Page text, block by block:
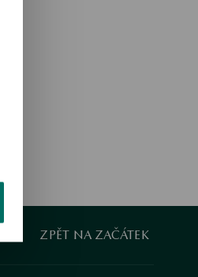
ZPĚT NA ZAČÁTEK